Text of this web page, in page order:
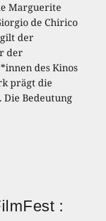
Marguerite
de Chirico
der
der
des Kinos
prägt die
Bedeutung
: